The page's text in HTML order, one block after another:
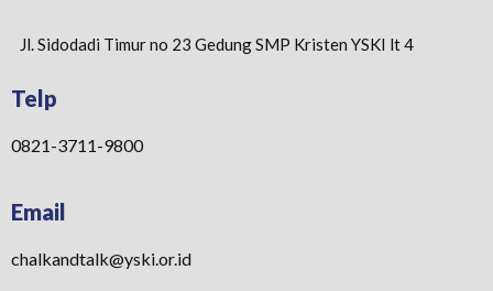
Jl. Sidodadi Timur no 23 Gedung SMP Kristen YSKI lt 4
Telp
0821-3711-9800
Email
chalkandtalk@yski.or.id